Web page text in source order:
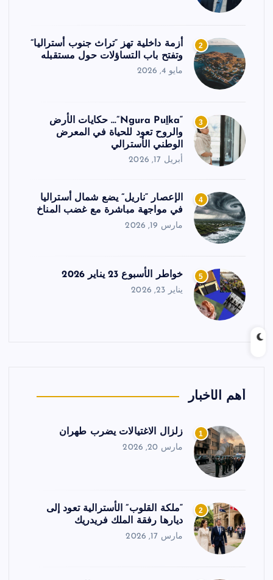
2
أزمة داخلية تهز “تراث جنوب أستراليا”
وتفتح باب التساؤلات حول مستقبله
مايو 4, 2026
3
“Ngura Puḻka”… حكايات الأرض
والروح تعود للحياة في المعرض
الوطني الأسترالي
أبريل 17, 2026
4
الإعصار “ناريل” يضع شمال أستراليا
في مواجهة مباشرة مع غضب المناخ
مارس 19, 2026
5 خواطر الأسبوع 23 يناير 2026
يناير 23, 2026
أهم الأخبار
1 زلزال الاغتيالات يضرب طهران
مارس 20, 2026
2
“ملكة القلوب” الأسترالية تعود إلى
ديارها رفقة الملك فريدريك
مارس 17, 2026